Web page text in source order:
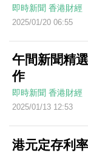
即時新聞 香港財經
2025/01/20 06:55
午間新聞精
作
即時新聞 香港財經
2025/01/13 12:53
港元定存利